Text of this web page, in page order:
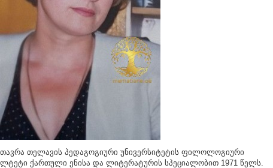
თელავის პედაგოგიური უნივერსიტეტის ფილოლოგიური
ქართული ენისა და ლიტერატურის სპეციალობით 1971 წელს.